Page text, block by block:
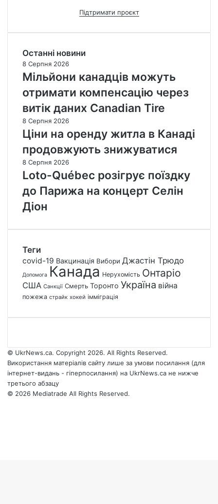
Підтримати проєкт
Останні новини
8 Серпня 2026
Мільйони канадців можуть
отримати компенсацію через
витік даних Canadian Tire
8 Серпня 2026
Ціни на оренду житла в Канаді
продовжують знижуватися
8 Серпня 2026
Loto-Québec розігрує поїздку
до Парижа на концерт Селін
Діон
Теги
covid-19 Вакцинація Вибори Джастін Трюдо
Допомога Канада Нерухомість Онтаріо
США Санкції Смерть Торонто Україна війна
пожежа страйк хокей імміграція
© UkrNews.ca. Copyright 2026. All Rights Reserved.
Використання матеріалів сайту лише за умови посилання (для
інтернет-видань - гіперпосилання) на UkrNews.ca не нижче
третього абзацу
© 2026 Mediatrade All Rights Reserved.